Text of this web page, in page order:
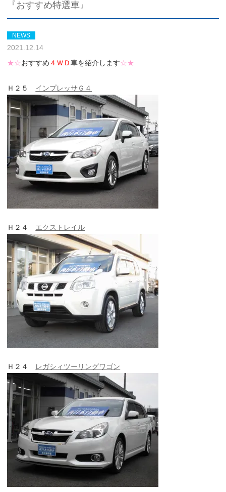
『おすすめ特選車』
NEWS
2021.12.14
★☆おすすめ ４ＷＤ車を紹介します☆★
Ｈ２５ インプレッサＧ４
Ｈ２４ エクストレイル
Ｈ２４ レガシィツーリングワゴン